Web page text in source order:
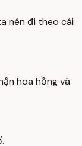
nên đi theo cái
hoa hồng và